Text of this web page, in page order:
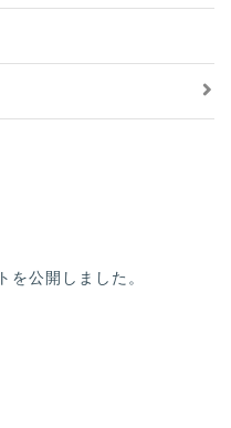
を公開しました。